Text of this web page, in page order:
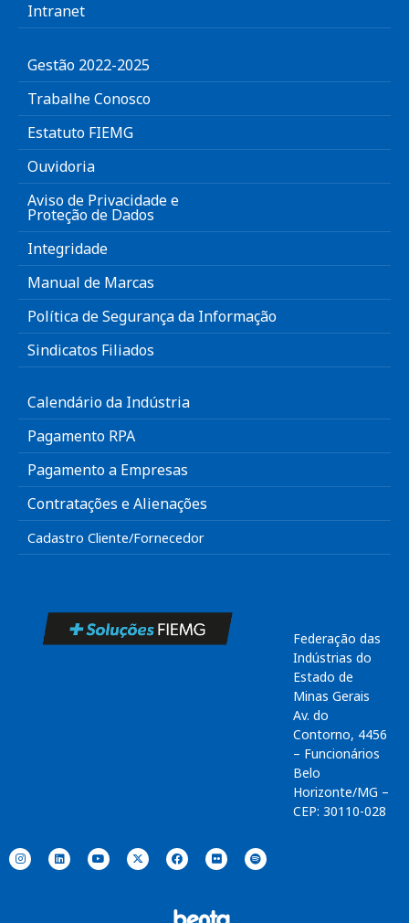
Intranet
Gestão 2022-2025
Trabalhe Conosco
Estatuto FIEMG
Ouvidoria
Aviso de Privacidade e
Proteção de Dados
Integridade
Manual de Marcas
Política de Segurança da Informação
Sindicatos Filiados
Calendário da Indústria
Pagamento RPA
Pagamento a Empresas
Contratações e Alienações
Cadastro Cliente/Fornecedor
Federação das
Indústrias do
Estado de
Minas Gerais
Av. do
Contorno, 4456
– Funcionários
Belo
Horizonte/MG –
CEP: 30110-028